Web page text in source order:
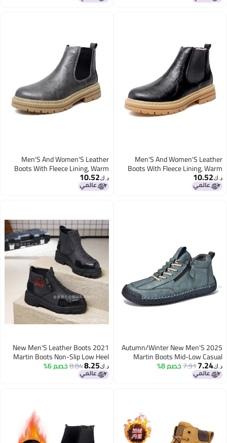
Men'S And Women'S Leather
Boots With Fleece Lining, Warm
Snow Boots, Large Size Couple'S
High-Top Martin Boots, Genuine
د.ك‏10.52
Men'S And Women'S Leather
Boots With Fleece Lining, Warm
Snow Boots, Large Size Couple'S
High-Top Martin Boots, Genuine
د.ك‏10.52
2025 Autumn/Winter New Men'S
Martin Boots Mid-Low Casual
Ankle Boots Unisex Versatile Side
Zipper Women'S Shoes
د.ك‏7.24
7.91خصم 8%
2021 New Men'S Leather Boots
Martin Boots Non-Slip Low Heel
Men'S And Women'S Boots
د.ك‏8.25
8.84خصم 6%